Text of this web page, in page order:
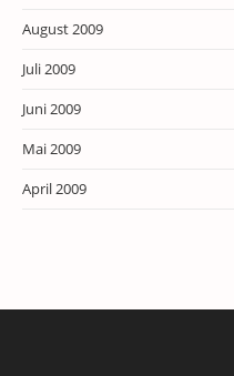
August 2009
Juli 2009
Juni 2009
Mai 2009
April 2009